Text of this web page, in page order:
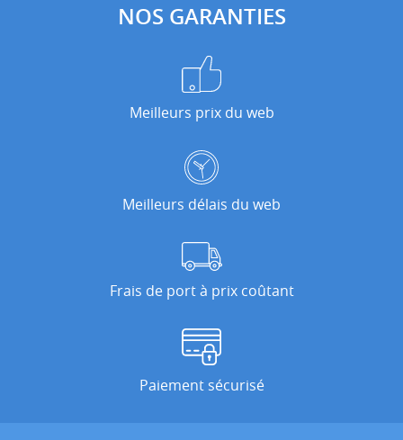
NOS GARANTIES
Meilleurs prix du web
Meilleurs délais du web
Frais de port à prix coûtant
Paiement sécurisé